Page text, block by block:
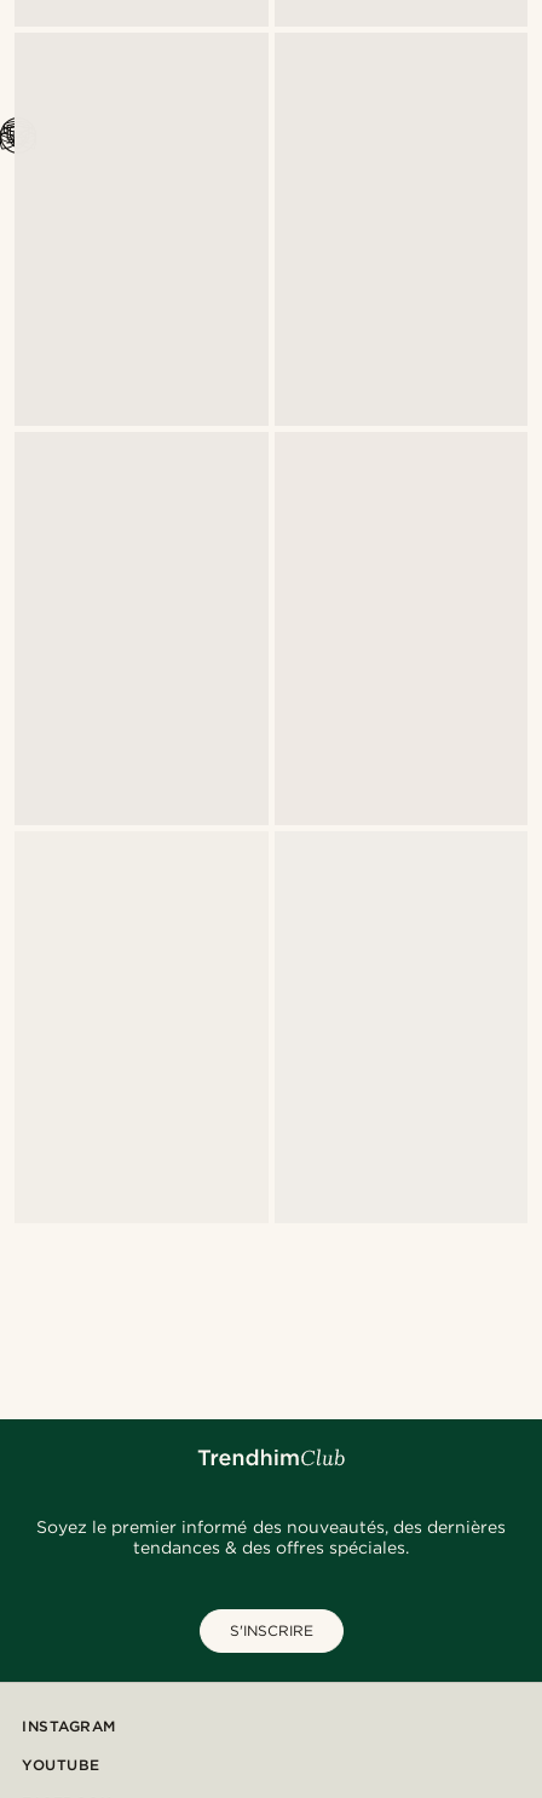
Soyez le premier informé des nouveautés, des dernières
tendances & des offres spéciales.
S'INSCRIRE
INSTAGRAM
YOUTUBE